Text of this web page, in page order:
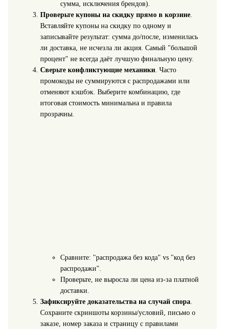
сумма, исключения брендов).
Проверьте купоны на скидку прямо в корзине.
Вставляйте купоны на скидку по одному и
записывайте результат: сумма до/после, изменилась
ли доставка, не исчезла ли акция. Самый "большой
процент" не всегда даёт лучшую финальную цену.
Сверьте конфликтующие механики. Часто
промокоды не суммируются с распродажами или
отменяют кэшбэк. Выберите комбинацию, где
итоговая стоимость минимальна и правила
прозрачны.
Сравните: "распродажа без кода" vs "код без
распродажи".
Проверьте, не выросла ли цена из-за платной
доставки.
Зафиксируйте доказательства на случай спора.
Сохраните скриншоты корзины/условий, письмо о
заказе, номер заказа и страницу с правилами